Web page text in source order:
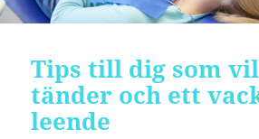
Tips till dig som
tänder och ett
leende